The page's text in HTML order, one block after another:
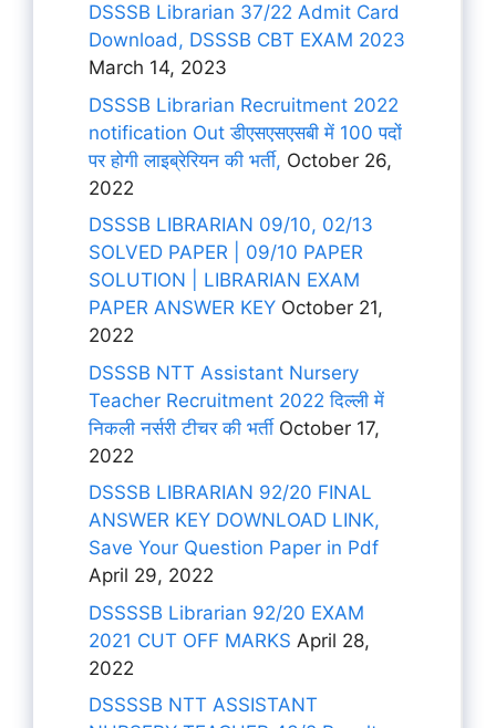
DSSSB Librarian 37/22 Admit Card
Download, DSSSB CBT EXAM 2023
March 14, 2023
DSSSB Librarian Recruitment 2022
notification Out डीएसएसएसबी में 100 पदों
पर होगी लाइब्रेरियन की भर्ती, October 26,
2022
DSSSB LIBRARIAN 09/10, 02/13
SOLVED PAPER | 09/10 PAPER
SOLUTION | LIBRARIAN EXAM
PAPER ANSWER KEY October 21,
2022
DSSSB NTT Assistant Nursery
Teacher Recruitment 2022 दिल्ली में
निकली नर्सरी टीचर की भर्ती October 17,
2022
DSSSB LIBRARIAN 92/20 FINAL
ANSWER KEY DOWNLOAD LINK,
Save Your Question Paper in Pdf
April 29, 2022
DSSSSB Librarian 92/20 EXAM
2021 CUT OFF MARKS April 28,
2022
DSSSSB NTT ASSISTANT